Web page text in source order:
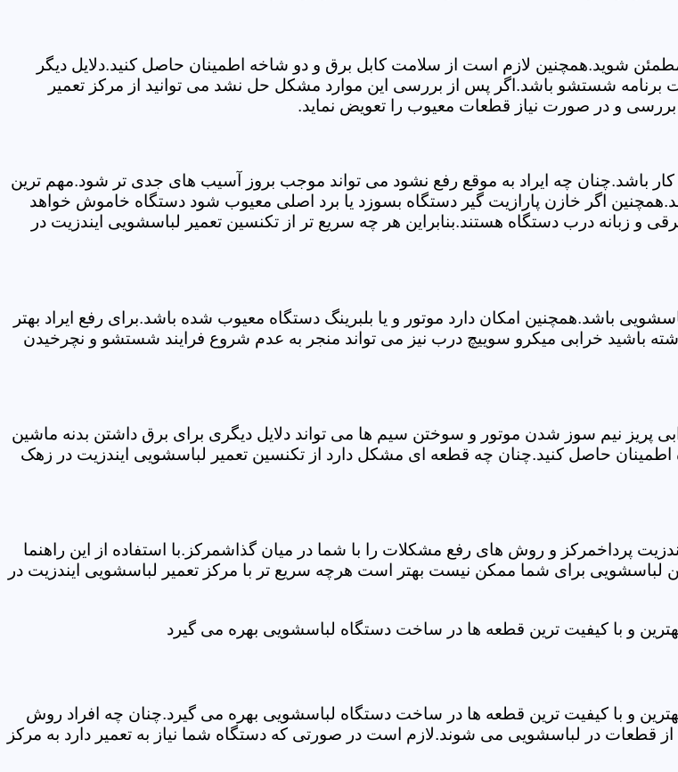
شوید.همچنین لازم است از سلامت کابل برق و دو شاخه اطمینان حاصل کنید.دلایل دیگر
شستشو باشد.اگر پس از بررسی این موارد مشکل حل نشد می توانید از مرکز تعمیر
بررسی و در صورت نیاز قطعات معیوب را تعویض نماید.
باشد.چنان چه ایراد به موقع رفع نشود می تواند موجب بروز آسیب های جدی تر شود.مهم ترین
اگر خازن پارازیت گیر دستگاه بسوزد یا برد اصلی معیوب شود دستگاه خاموش خواهد
زبانه درب دستگاه هستند.بنابراین هر چه سریع تر از تکنسین تعمیر لباسشویی ایندزیت در
باشد.همچنین امکان دارد موتور و یا بلبرینگ دستگاه معیوب شده باشد.برای رفع ایراد بهتر
باشید خرابی میکرو سوییچ درب نیز می تواند منجر به عدم شروع فرایند شستشو و نچرخیدن
نیم سوز شدن موتور و سوختن سیم ها می تواند دلایل دیگری برای برق داشتن بدنه ماشین
حاصل کنید.چنان چه قطعه ای مشکل دارد از تکنسین تعمیر لباسشویی ایندزیت در زهک
پرداخمرکز و روش های رفع مشکلات را با شما در میان گذاشمرکز.با استفاده از این راهنما
لباسشویی برای شما ممکن نیست بهتر است هرچه سریع تر با مرکز تعمیر لباسشویی ایندزیت در
و با کیفیت ترین قطعه ها در ساخت دستگاه لباسشویی بهره می گیرد
و با کیفیت ترین قطعه ها در ساخت دستگاه لباسشویی بهره می گیرد.چنان چه افراد روش
قطعات در لباسشویی می شوند.لازم است در صورتی که دستگاه شما نیاز به تعمیر دارد به مرکز